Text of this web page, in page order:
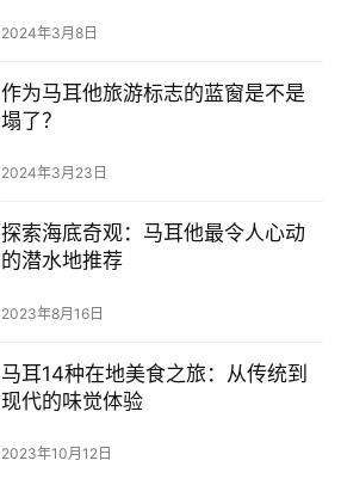
2024年3月8日
作为马耳他旅游标志的蓝窗是不是
塌了？
2024年3月23日
探索海底奇观：马耳他最令人心动
的潜水地推荐
2023年8月16日
马耳14种在地美食之旅：从传统到
现代的味觉体验
2023年10月12日